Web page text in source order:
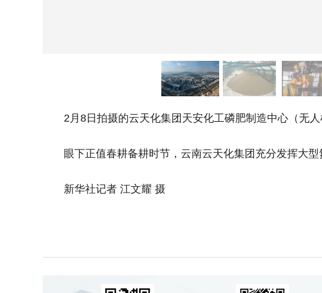
2月8日拍摄的云天化集团天安化工磷肥制造中心（无人
眼下正值春耕备耕时节，云南云天化集团充分发挥大型
新华社记者 江文耀 摄